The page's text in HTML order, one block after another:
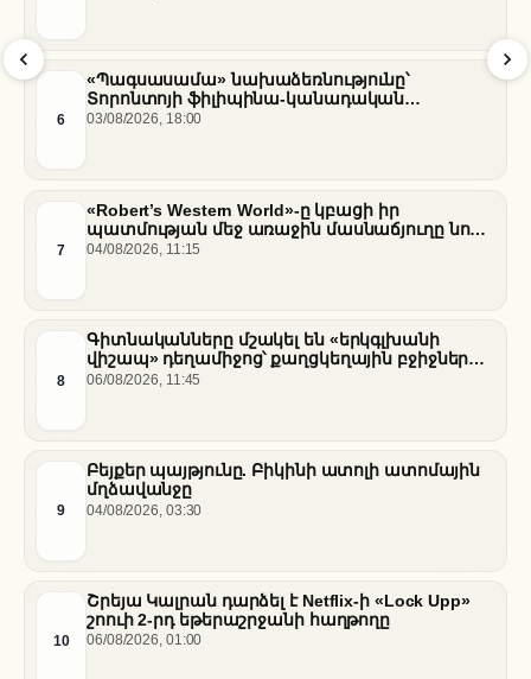
6
«Պագսասամա» նախաձեռնությունը՝
Տորոնտոյի ֆիլիպինա-կանադական
արվեստագետների համար
03/08/2026, 18:00
7
«Robert’s Western World»-ը կբացի իր
պատմության մեջ առաջին մասնաճյուղը նոր
«Nissan Stadium» մարզադաշտում
04/08/2026, 11:15
8
Գիտնականները մշակել են «երկգլխանի
վիշապ» դեղամիջոց՝ քաղցկեղային բջիջները
սովամահ անելու համար
06/08/2026, 11:45
9
Բեյքեր պայթյունը. Բիկինի ատոլի ատոմային
մղձավանջը
04/08/2026, 03:30
10
Շրեյա Կալրան դարձել է Netflix-ի «Lock Upp»
շոուի 2-րդ եթերաշրջանի հաղթողը
06/08/2026, 01:00